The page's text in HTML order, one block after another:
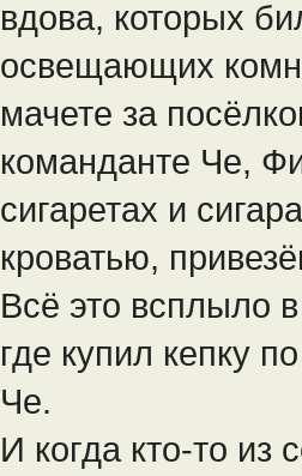
вдова, которых
освещающих
мачете за
команданте Че,
сигаретах и
кроватью,
Всё это всплыло
где купил кепку
Че.
И когда кто-то из